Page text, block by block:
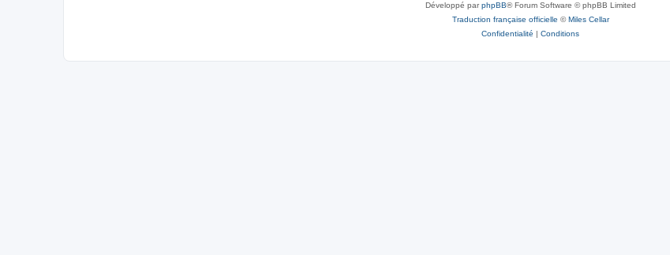
Développé parphpBB® Forum Software © phpBB Limited
Traduction française officielle ©Miles Cellar
Confidentialité | Conditions